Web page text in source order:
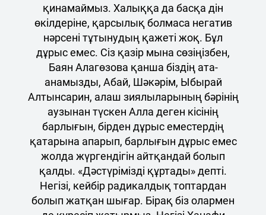
қинамаймыз. Халыққа да басқа дін
өкілдеріне, қарсылық болмаса негатив
нәрсені тұтынудың қажеті жоқ. Бұл
дұрыс емес. Сіз қазір мына сөзіңізбен,
Баян Алагөзова қанша біздің ата-
анамызды, Абай, Шәкәрім, Ыбырай
Алтынсарин, алаш зиялыларының бәрінің
аузынан түскен Алла деген кісінің
барлығын, бірден дұрыс еместердің
қатарына апарып, барлығын дұрыс емес
жолда жүргендігін айтқандай болып
қалды. «Дәстүрімізді құртады» депті.
Негізі, кейбір радикалдық топтардан
болып жатқан шығар. Бірақ біз олармен